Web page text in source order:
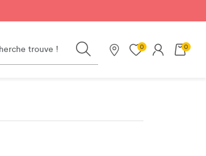
Search
Nos magasins
0 0